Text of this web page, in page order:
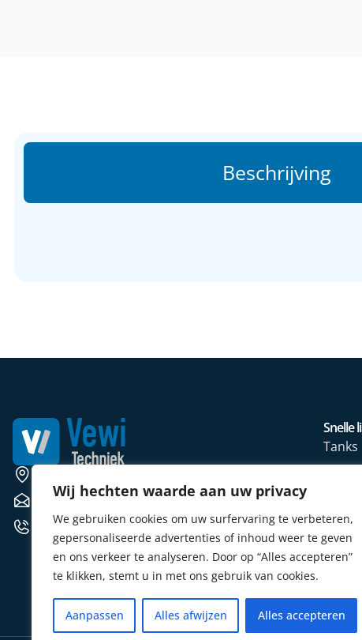
Wij hechten waarde aan uw privacy
We gebruiken cookies om uw surfervaring te verbeteren,
gepersonaliseerde advertenties of inhoud weer te geven
en ons verkeer te analyseren. Door op “Alles accepteren”
te klikken, stemt u in met ons gebruik van cookies.
Aanpassen Alles afwijzen Alles accepteren
Beschrijving
verkoop@vewitechniek.nl
+31 (0) 412 764102
Snelle
Tanks